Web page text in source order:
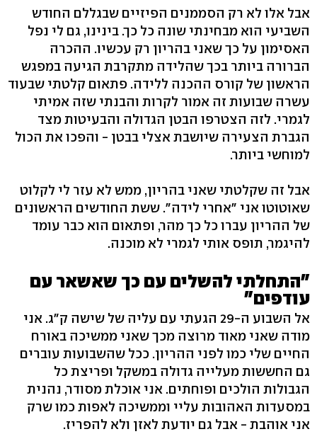
אבל אלו לא רק הסממנים הפיזיים שבגללם החודש
השביעי הוא מבחינתי שונה כל כך. בינינו, גם לי נפל
האסימון על כך שאני בהריון רק עכשיו. ההכרה
הברורה ביותר בכך שהלידה מתקרבת הגיעה במפגש
הראשון של קורס ההכנה ללידה. פתאום קלטתי שבעוד
עשרה שבועות זה אמור לקרות והבנתי שזה אמיתי
לגמרי. לזה הצטרפו הבטן הגדולה והבעיטות מצד
הגברת הצעירה שיושבת אצלי בבטן - והפכו את הכול
למוחשי ביותר.
אבל זה שקלטתי שאני בהריון, ממש לא עזר לי לקלוט
שאוטוטו אני "אחרי לידה". ששת החודשים הראשונים
של ההריון עברו כל כך מהר, ופתאום הוא כבר עומד
להיגמר, תופס אותי לגמרי לא מוכנה.
"התחלתי להשלים עם כך שאשאר עם
עודפים"
אל השבוע ה-29 הגעתי עם עליה של שישה ק"ג. אני
מודה שאני מאוד מרוצה מכך שאני ממשיכה באורח
החיים שלי כמו לפני ההריון. ככל שהשבועות עוברים
גם החששות מעלייה גדולה במשקל ופריצת כל
הגבולות הולכים ופוחתים. אני אוכלת מסודר, נהנית
במסעדות האהובות עליי וממשיכה לאפות כמו שרק
אני אוהבת - אבל גם יודעת לאזן ולא להפריז.